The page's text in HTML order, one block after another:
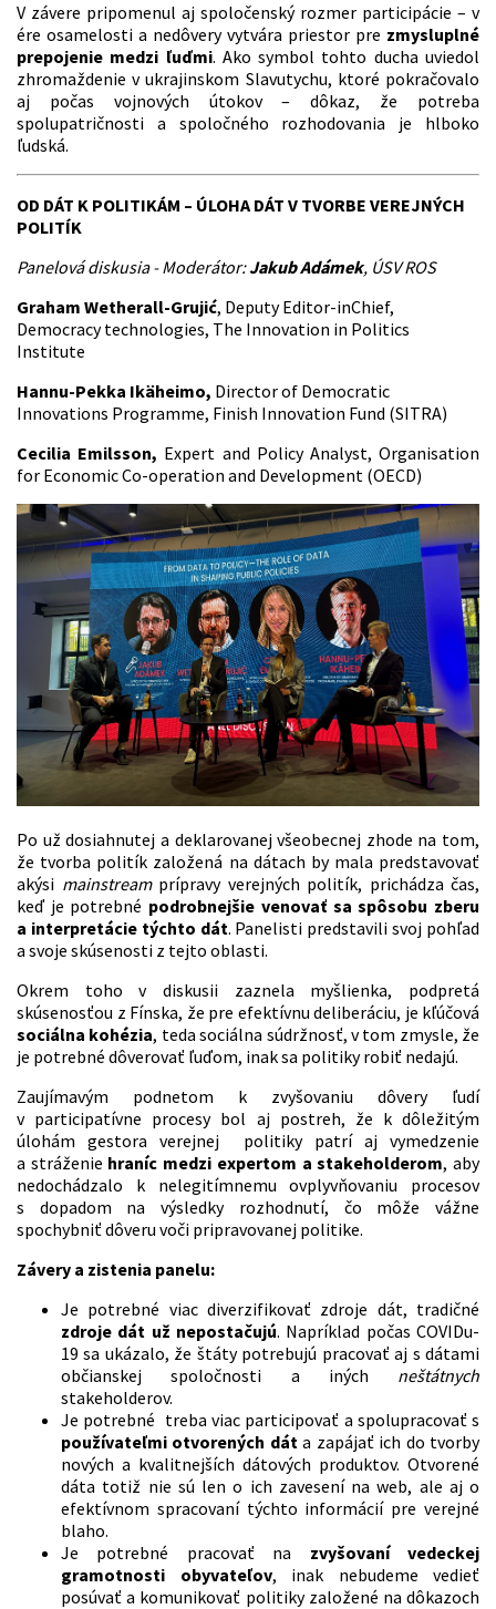
V závere pripomenul aj spoločenský rozmer participácie – v
ére osamelosti a nedôvery vytvára priestor pre zmysluplné
prepojenie medzi ľuďmi. Ako symbol tohto ducha uviedol
zhromaždenie v ukrajinskom Slavutychu, ktoré pokračovalo
aj počas vojnových útokov – dôkaz, že potreba
spolupatričnosti a spoločného rozhodovania je hlboko
ľudská.
OD DÁT K POLITIKÁM – ÚLOHA DÁT V TVORBE VEREJNÝCH
POLITÍK
Panelová diskusia - Moderátor:Jakub Adámek, ÚSV ROS
Graham Wetherall-Grujić, Deputy Editor-inChief,
Democracy technologies, The Innovation in Politics
Institute
Hannu-Pekka Ikäheimo, Director of Democratic
Innovations Programme, Finish Innovation Fund (SITRA)
Cecilia Emilsson, Expert and Policy Analyst, Organisation
for Economic Co-operation and Development (OECD)
Po už dosiahnutej a deklarovanej všeobecnej zhode na tom,
že tvorba politík založená na dátach by mala predstavovať
akýsi mainstreamprípravy verejných politík, prichádza čas,
keď je potrebné podrobnejšie venovať sa spôsobu zberu
a interpretácie týchto dát. Panelisti predstavili svoj pohľad
a svoje skúsenosti z tejto oblasti.
Okrem toho v diskusii zaznela myšlienka, podpretá
skúsenosťou z Fínska, že pre efektívnu deliberáciu, je kľúčová
sociálna kohézia, teda sociálna súdržnosť, v tom zmysle, že
je potrebné dôverovať ľuďom, inak sa politiky robiť nedajú.
Zaujímavým podnetom k zvyšovaniu dôvery ľudí
v participatívne procesy bol aj postreh, že k dôležitým
úlohám gestora verejnej politiky patrí aj vymedzenie
a stráženie hraníc medzi expertom a stakeholderom, aby
nedochádzalo k nelegitímnemu ovplyvňovaniu procesov
s dopadom na výsledky rozhodnutí, čo môže vážne
spochybniť dôveru voči pripravovanej politike.
Závery a zistenia panelu:
Je potrebné viac diverzifikovať zdroje dát, tradičné
zdroje dát už nepostačujú. Napríklad počas COVIDu-
19 sa ukázalo, že štáty potrebujú pracovať aj s dátami
občianskej spoločnosti a iných neštátnych
stakeholderov.
Je potrebné treba viac participovať a spolupracovať s
používateľmi otvorených dáta zapájať ich do tvorby
nových a kvalitnejších dátových produktov. Otvorené
dáta totiž nie sú len o ich zavesení na web, ale aj o
efektívnom spracovaní týchto informácií pre verejné
blaho.
Je potrebné pracovať na zvyšovaní vedeckej
gramotnosti obyvateľov, inak nebudeme vedieť
posúvať a komunikovať politiky založené na dôkazoch